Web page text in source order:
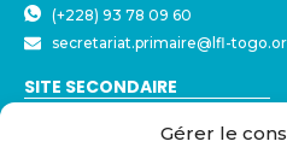
Gérer le
(+228) 93 78 09 60
secretariat.primaire@lfl-
SITE SECONDAIRE
BP 3544 – Lomé, Togo